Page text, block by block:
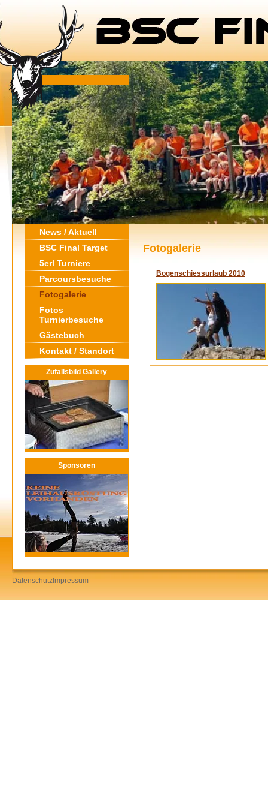
News / Aktuell
BSC Final Target
5erl Turniere
Parcoursbesuche
Fotogalerie
Fotos
Turnierbesuche
Gästebuch
Kontakt / Standort
Zufallsbild Gallery
Sponsoren
Fotogalerie
Bogenschiessurlaub 2010
Datenschutz Impressum